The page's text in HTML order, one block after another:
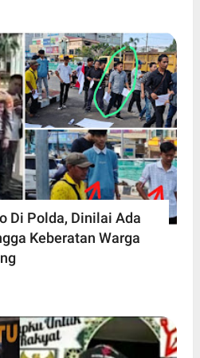
Di Polda, Dinilai Ada
Keberatan Warga